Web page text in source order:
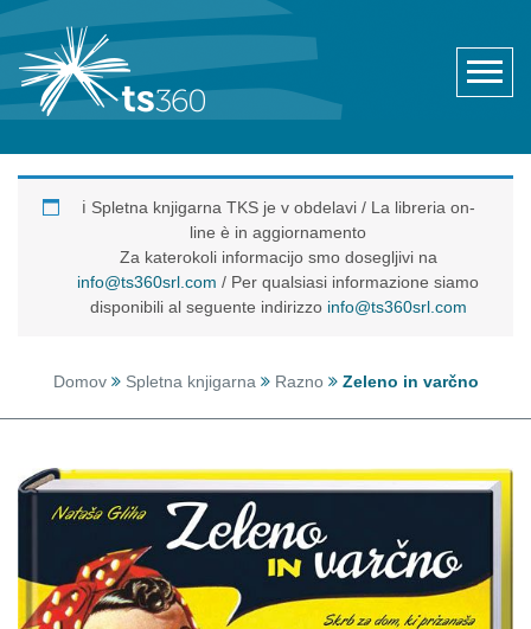
ℹ️ Spletna knjigarna TKS je v obdelavi / La libreria on-
line è in aggiornamento
Za katerokoli informacijo smo dosegljivi na
info@ts360srl.com / Per qualsiasi informazione siamo
disponibili al seguente indirizzo info@ts360srl.com
Domov Spletna knjigarna Razno Zeleno in varčno